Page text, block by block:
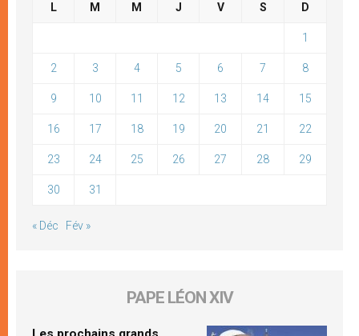
L M M J V S D
1
2 3 4 5 6 7 8
9 10 11 12 13 14 15
16 17 18 19 20 21 22
23 24 25 26 27 28 29
30 31
« Déc Fév »
PAPE LÉON XIV